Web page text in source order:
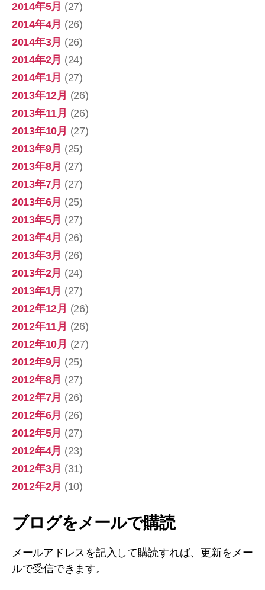
2014年5月 (27)
2014年4月 (26)
2014年3月 (26)
2014年2月 (24)
2014年1月 (27)
2013年12月 (26)
2013年11月 (26)
2013年10月 (27)
2013年9月 (25)
2013年8月 (27)
2013年7月 (27)
2013年6月 (25)
2013年5月 (27)
2013年4月 (26)
2013年3月 (26)
2013年2月 (24)
2013年1月 (27)
2012年12月 (26)
2012年11月 (26)
2012年10月 (27)
2012年9月 (25)
2012年8月 (27)
2012年7月 (26)
2012年6月 (26)
2012年5月 (27)
2012年4月 (23)
2012年3月 (31)
2012年2月 (10)
ブログをメールで購読
メールアドレスを記入して購読すれば、更新をメー
ルで受信できます。